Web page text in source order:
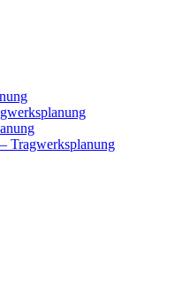
Tragwerksplanung